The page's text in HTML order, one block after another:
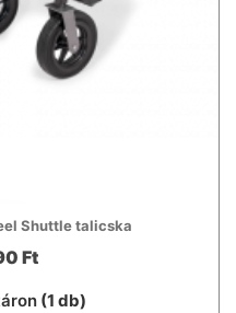
Shuttle talicska
Ft
(1 db)